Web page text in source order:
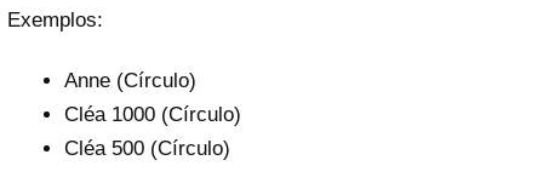
Exemplos:
Anne (Círculo)
Cléa 1000 (Círculo)
Cléa 500 (Círculo)